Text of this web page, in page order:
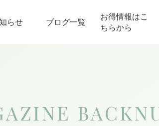
らせ ブログ一覧
お得情報はこ
ちらから